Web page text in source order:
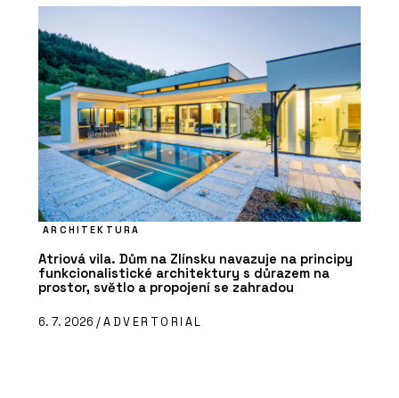
ARCHITEKTURA
Atriová vila. Dům na Zlínsku navazuje na principy
funkcionalistické architektury s důrazem na
prostor, světlo a propojení se zahradou
6. 7. 2026 /ADVERTORIAL